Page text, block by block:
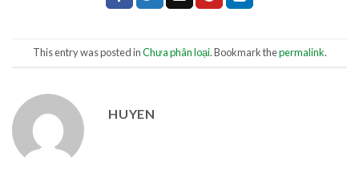
This entry was posted inChưa phân loại. Bookmark thepermalink.
HUYEN